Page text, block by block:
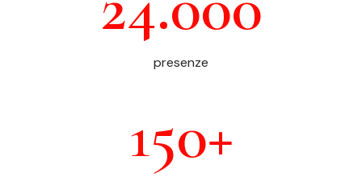
presenze
150+